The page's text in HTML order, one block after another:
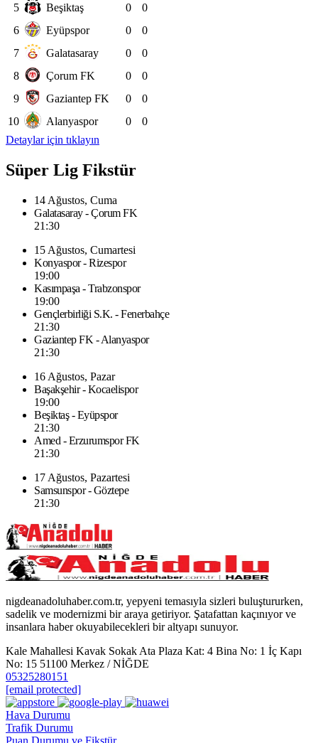
5
Beşiktaş 0
0
6
Eyüpspor 0
0
7
Galatasaray 0
0
8
Çorum FK 0
0
9
Gaziantep FK 0
0
10
Alanyaspor 0
0
Detaylar için tıklayın
Süper Lig Fikstür
14 Ağustos, Cuma
Galatasaray - Çorum FK
21:30
15 Ağustos, Cumartesi
Konyaspor - Rizespor
19:00
Kasımpaşa - Trabzonspor
19:00
Gençlerbirliği S.K. - Fenerbahçe
21:30
Gaziantep FK - Alanyaspor
21:30
16 Ağustos, Pazar
Başakşehir - Kocaelispor
19:00
Beşiktaş - Eyüpspor
21:30
Amed - Erzurumspor FK
21:30
17 Ağustos, Pazartesi
Samsunspor - Göztepe
21:30
nigdeanadoluhaber.com.tr, yepyeni temasıyla sizleri buluştururken,
sadelik ve modernizmi bir araya getiriyor. Şatafattan kaçınıyor ve
insanlara haber okuyabilecekleri bir altyapı sunuyor.
Kale Mahallesi Kavak Sokak Ata Plaza Kat: 4 Bina No: 1 İç Kapı
No: 15 51100 Merkez / NİĞDE
05325280151
[email protected]
Hava Durumu
Trafik Durumu
Puan Durumu ve Fikstür